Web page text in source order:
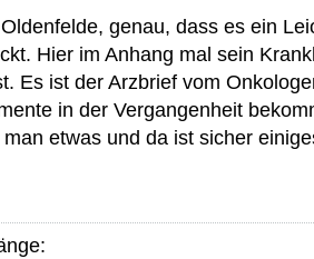
genau, dass es ein
Hier im Anhang mal sein
Es ist der Arzbrief vom
in der Vergangenheit
man etwas und da ist sicher